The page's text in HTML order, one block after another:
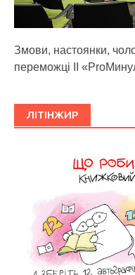
Змови, настоянки,
переможці ІІ
ЛІТІНЖИР